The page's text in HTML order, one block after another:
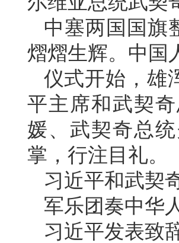
中塞两国国旗
熠熠生辉。中国
仪式开始，雄
平主席和武契
媛、武契奇总
掌，行注目礼。
习近平和武契
军乐团奏中华
习近平发表致